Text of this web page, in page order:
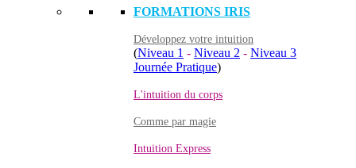
FORMATIONS IRIS
Développez votre intuition
(Niveau 1 - Niveau 2 - Niveau 3
Journée Pratique)
L'intuition du corps
Comme par magie
Intuition Express